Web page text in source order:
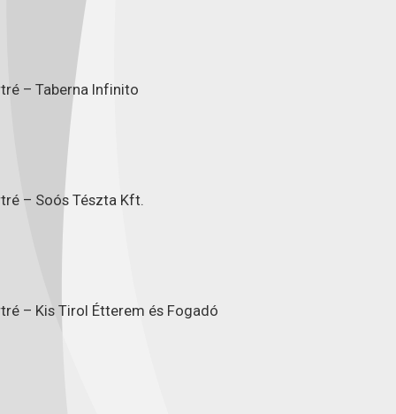
– Taberna Infinito
– Soós Tészta Kft.
– Kis Tirol Étterem és Fogadó